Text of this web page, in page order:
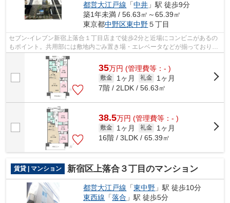
都営大江戸線 「中井 」駅 徒歩9分
築1年未満 / 56.63㎡～65.39㎡
東京都中野区東中野５丁目
セブン-イレブン新宿上落合１丁目店まで徒歩2分と近場にコンビニがあるの
もポイント。共用部には敷地内ごみ置き場・エレベータなどが揃っており、
とても充実しています。こちらはマン...
35万円 (管理費等：- )
敷金 1ヶ月 礼金
1ヶ月
7階 / 2LDK / 56.63㎡
38.5万円 (管理費等：- )
敷金 1ヶ月 礼金
1ヶ月
16階 / 3LDK / 65.39㎡
賃貸 | マンション 新宿区上落合３丁目のマンション
都営大江戸線 「東中野 」駅 徒歩10分
東西線 「落合 」駅 徒歩5分